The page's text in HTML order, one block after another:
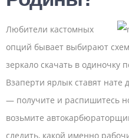
Любители кастомных
опций бывает выбирают
зеркало скачать в одиночку
Взаперти ярлык ставят
— получите и распишитесь
возьмите
следить, какой именно